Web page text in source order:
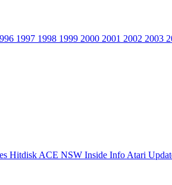
1997 1998 1999 2000 2001 2002 2003
Hitdisk ACE NSW Inside Info Atari